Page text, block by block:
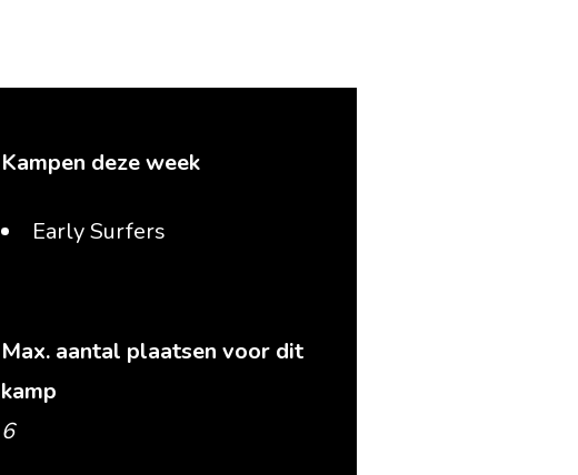
Kampen deze week
Early Surfers
Max. aantal plaatsen voor dit
kamp
6